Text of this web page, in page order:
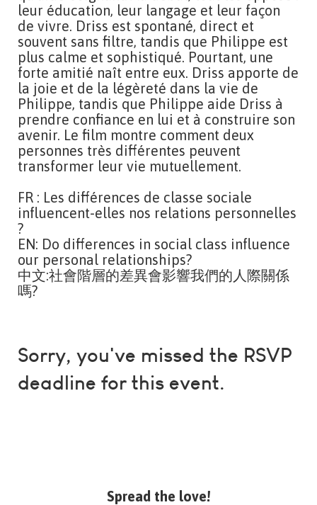
leur éducation, leur langage et leur façon
de vivre. Driss est spontané, direct et
souvent sans filtre, tandis que Philippe est
plus calme et sophistiqué. Pourtant, une
forte amitié naît entre eux. Driss apporte de
la joie et de la légèreté dans la vie de
Philippe, tandis que Philippe aide Driss à
prendre confiance en lui et à construire son
avenir. Le film montre comment deux
personnes très différentes peuvent
transformer leur vie mutuellement.
FR : Les différences de classe sociale
influencent-elles nos relations personnelles
?
EN: Do differences in social class influence
our personal relationships?
中文:社會階層的差異會影響我們的人際關係
嗎?
Sorry, you've missed the RSVP
deadline for this event.
Spread the love!